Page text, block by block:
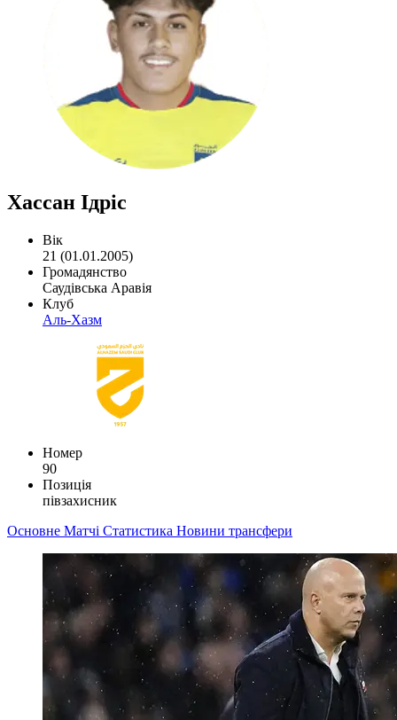
Хассан Ідріс
Вік
21 (01.01.2005)
Громадянство
Саудівська Аравія
Клуб
Аль-Хазм
Номер
90
Позиція
півзахисник
Основне Матчі Статистика Новини трансфери